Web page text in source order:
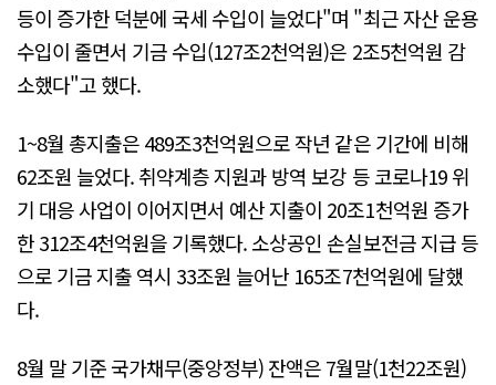
등이 증가한 덕분에 국세 수입이 늘었다"며 "최근 자산 운용
수입이 줄면서 기금 수입(127조2천억원)은 2조5천억원 감
소했다"고 했다.
1~8월 총지출은 489조3천억원으로 작년 같은 기간에 비해
62조원 늘었다. 취약계층 지원과 방역 보강 등 코로나19 위
기 대응 사업이 이어지면서 예산 지출이 20조1천억원 증가
한 312조4천억원을 기록했다. 소상공인 손실보전금 지급 등
으로 기금 지출 역시 33조원 늘어난 165조7천억원에 달했
다.
8월 말 기준 국가채무(중앙정부) 잔액은 7월말(1천22조원)